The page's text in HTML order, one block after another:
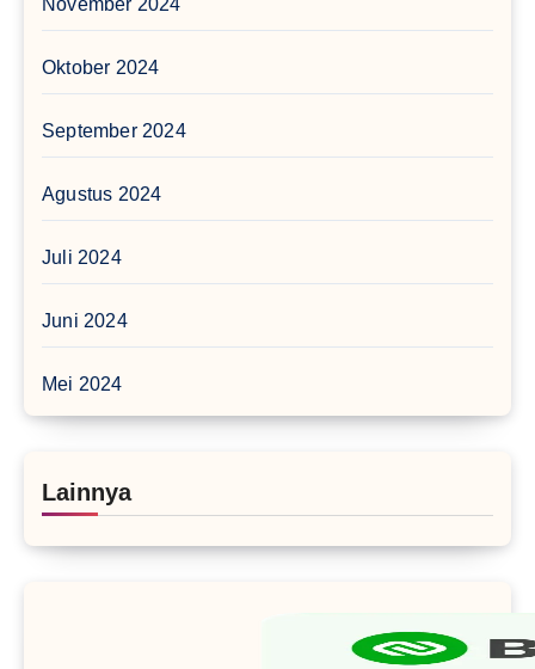
November 2024
Oktober 2024
September 2024
Agustus 2024
Juli 2024
Juni 2024
Mei 2024
Lainnya